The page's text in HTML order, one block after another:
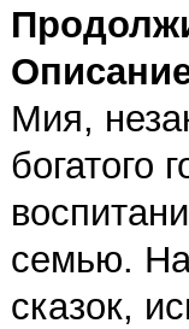
Мия,
богатого
семью.
сказок,